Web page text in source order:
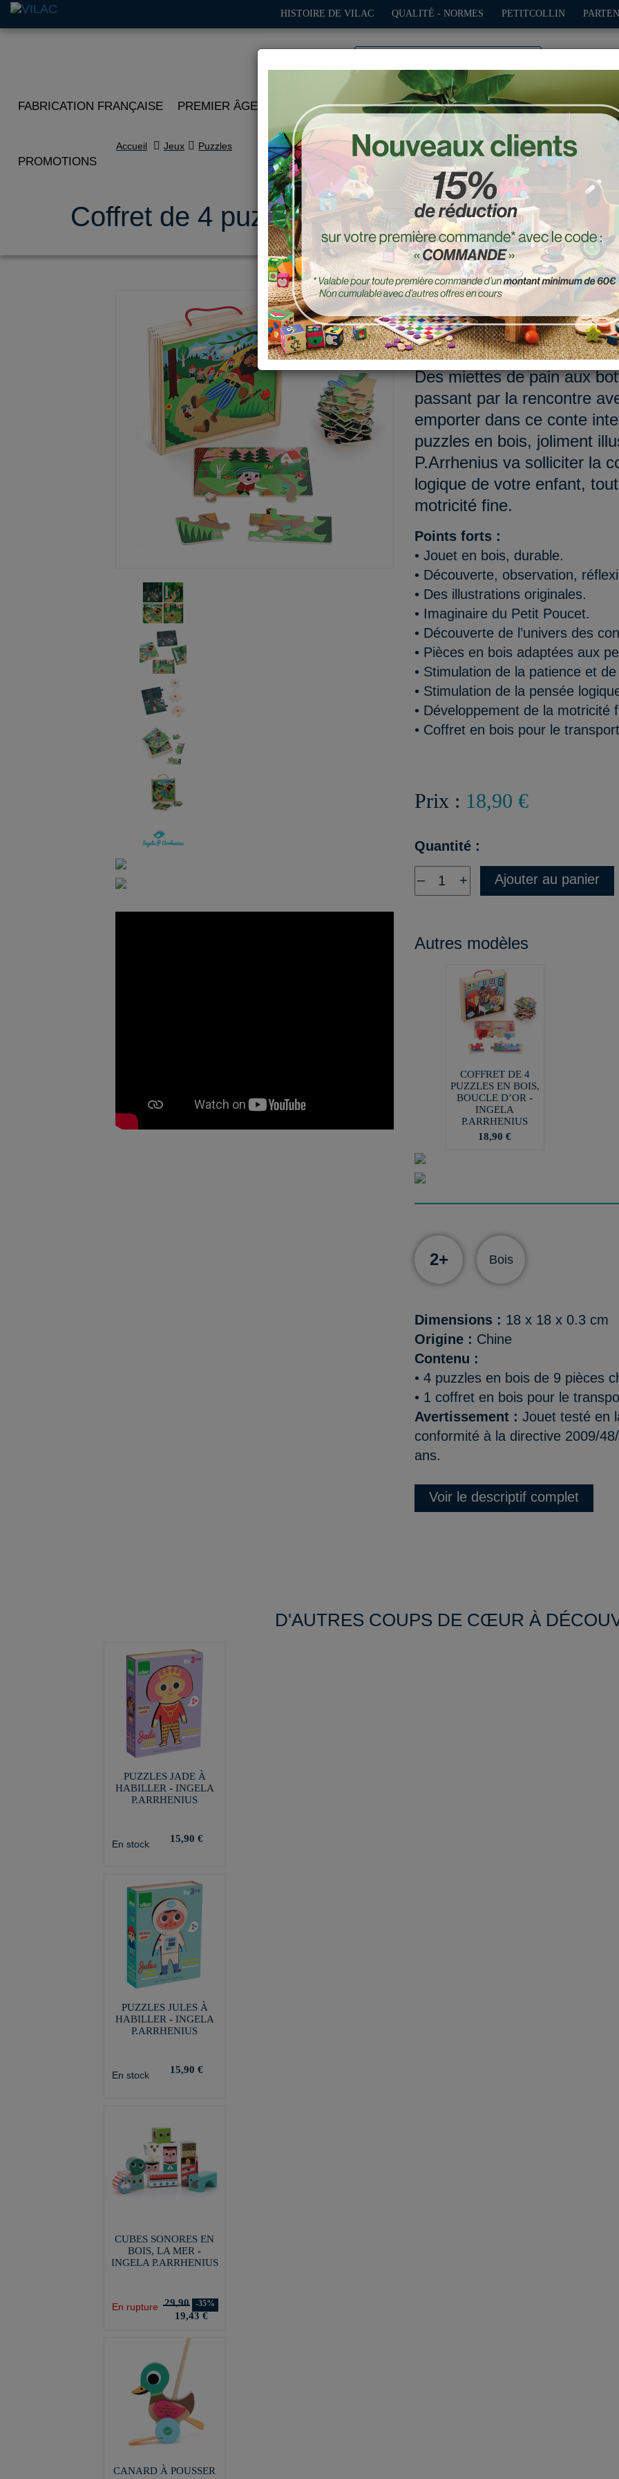
HISTOIRE DE VILAC QUALITÉ - NORMES PETITCOLLIN
FABRICATION FRANÇAISE PREMIER ÂGE IMITATION PLEIN AIR JEUX DÉCO-CADEAUX
PROMOTIONS
Accueil Jeux Puzzles
Coffret de 4 puzzles en bois, Le Petit
Réf. : 7631
Connaissez-vous l’histoire
univers magique propice
Des miettes de pain aux
passant par la rencontre
emporter dans ce conte
puzzles en bois, joliment
P.Arrhenius va solliciter la
logique de votre enfant,
motricité fine.
Points forts :
• Jouet en bois, durable.
• Découverte, observation,
• Des illustrations originales.
• Imaginaire du Petit Poucet.
• Découverte de l’univers des
• Pièces en bois adaptées aux
• Stimulation de la patience et
• Stimulation de la pensée
• Développement de la motricité
• Coffret en bois pour le
Prix : 18,90 €
Quantité :
– + Ajouter au panier
Autres modèles
COFFRET DE 4
PUZZLES EN BOIS,
BOUCLE D’OR -
INGELA
P.ARRHENIUS
18,90 €
2+ Bois
Dimensions : 18 x 18 x 0.3 cm
Origine : Chine
Contenu :
• 4 puzzles en bois de 9 pièces
• 1 coffret en bois pour le
Avertissement :Jouet testé en
conformité à la directive 2009/
ans.
Voir le descriptif complet
D'AUTRES COUPS DE CŒUR À
PUZZLES JADE À
HABILLER - INGELA
P.ARRHENIUS
En stock 15,90 €
PUZZLES JULES À
HABILLER - INGELA
P.ARRHENIUS
En stock 15,90 €
CUBES SONORES EN
BOIS, LA MER -
INGELA P.ARRHENIUS
En rupture 29,90 -35%
19,43 €
CANARD À POUSSER